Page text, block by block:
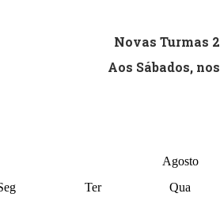
Novas Turmas
Aos Sábados,
Agosto
Ter Qua